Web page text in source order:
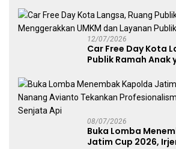
UMKM
12/07/2026
Car Free Day Kota
Publik Ramah Anak
Publik
08/07/2026
Buka Lomba
Jatim Cup 2026,